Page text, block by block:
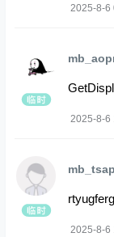
2025-8-6
2025-8-6
2025-8-6